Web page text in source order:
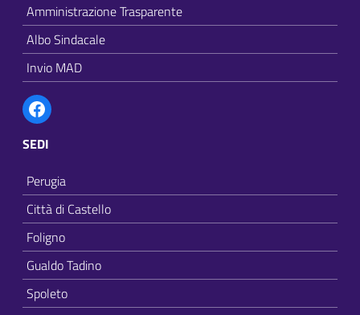
Amministrazione Trasparente
Albo Sindacale
Invio MAD
Facebook
SEDI
Perugia
Città di Castello
Foligno
Gualdo Tadino
Spoleto